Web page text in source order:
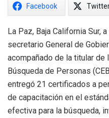
Facebook
La Paz, Baja California Sur,
secretario General de
acompañado de la titular de
Búsqueda de Personas
entregó 21 certificados a
de capacitación en el
efectiva para la búsqueda,